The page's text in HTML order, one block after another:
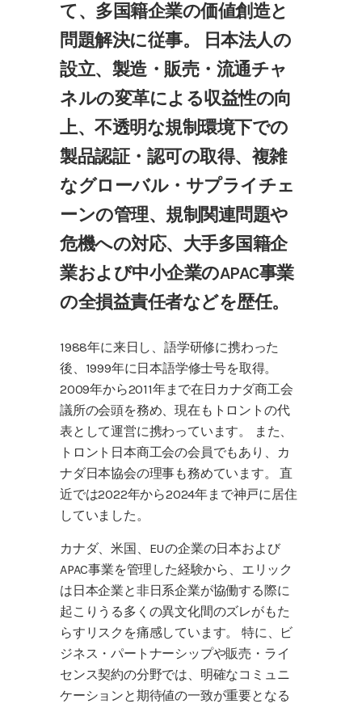
て、多国籍企業の価値創造と
問題解決に従事。 日本法人の
設立、製造・販売・流通チャ
ネルの変革による収益性の向
上、不透明な規制環境下での
製品認証・認可の取得、複雑
なグローバル・サプライチェ
ーンの管理、規制関連問題や
危機への対応、大手多国籍企
業および中小企業のAPAC事業
の全損益責任者などを歴任。
1988年に来日し、語学研修に携わった
後、1999年に日本語学修士号を取得。
2009年から2011年まで在日カナダ商工会
議所の会頭を務め、現在もトロントの代
表として運営に携わっています。 また、
トロント日本商工会の会員でもあり、カ
ナダ日本協会の理事も務めています。 直
近では2022年から2024年まで神戸に居住
していました。
カナダ、米国、EUの企業の日本および
APAC事業を管理した経験から、エリック
は日本企業と非日系企業が協働する際に
起こりうる多くの異文化間のズレがもた
らすリスクを痛感しています。 特に、ビ
ジネス・パートナーシップや販売・ライ
センス契約の分野では、明確なコミュニ
ケーションと期待値の一致が重要となる